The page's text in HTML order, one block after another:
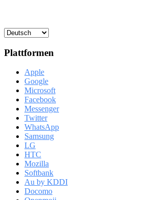
Plattformen
Apple
Google
Microsoft
Facebook
Messenger
Twitter
WhatsApp
Samsung
LG
HTC
Mozilla
Softbank
Au by KDDI
Docomo